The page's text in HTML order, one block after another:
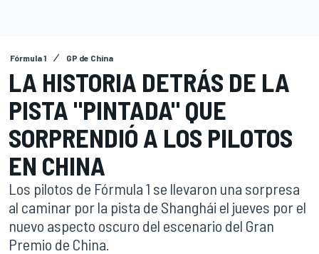
Fórmula 1 GP de China
LA HISTORIA DETRÁS DE LA
PISTA "PINTADA" QUE
SORPRENDIÓ A LOS PILOTOS
EN CHINA
Los pilotos de Fórmula 1 se llevaron una sorpresa
al caminar por la pista de Shanghái el jueves por el
nuevo aspecto oscuro del escenario del Gran
Premio de China.